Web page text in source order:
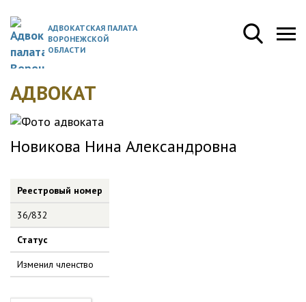
АДВОКАТСКАЯ ПАЛАТА
ВОРОНЕЖСКОЙ
ОБЛАСТИ
АДВОКАТ
Новикова Нина Александровна
Реестровый номер
36/832
Статус
Изменил членство